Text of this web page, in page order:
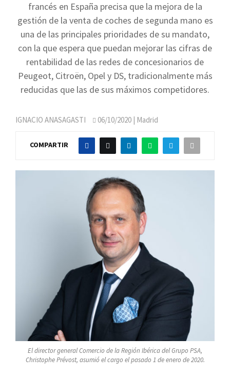
francés en España precisa que la mejora de la
gestión de la venta de coches de segunda mano es
una de las principales prioridades de su mandato,
con la que espera que puedan mejorar las cifras de
rentabilidad de las redes de concesionarios de
Peugeot, Citroën, Opel y DS, tradicionalmente más
reducidas que las de sus máximos competidores.
IGNACIO ANASAGASTI 06/10/2020 | Madrid
COMPARTIR
El director general Comercio de la Región Ibérica del Grupo PSA,
Christophe Prévost, asumió el cargo el pasado 1 de enero de 2020.